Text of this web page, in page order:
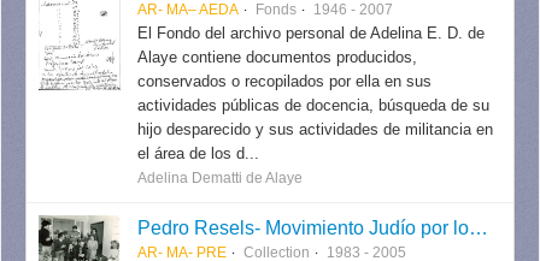
AR- MA– AEDA Fonds 1946 - 2007
El Fondo del archivo personal de Adelina E. D. de
Alaye contiene documentos producidos,
conservados o recopilados por ella en sus
actividades públicas de docencia, búsqueda de su
hijo desparecido y sus actividades de militancia en
el área de los d...
Adelina Dematti de Alaye
Pedro Resels- Movimiento Judío por los Derechos Humanos
AR- MA- PRE Collection 1983 - 2005